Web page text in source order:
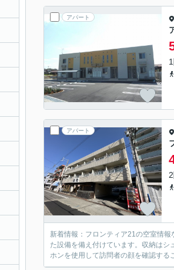
アパート
アパート
新着情報：フロンティア21の空室情
た設備を備え付けています。収納は
ホンを使用して訪問者の顔を確認する